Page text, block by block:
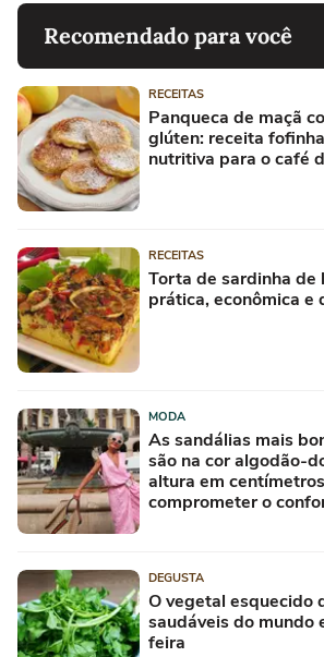
Recomendado para você
RECEITAS
Panqueca de maçã
glúten: receita
nutritiva para o café
RECEITAS
Torta de sardinha
prática, econômica e
MODA
As sandálias mais
são na cor algodão-
altura em
comprometer o
DEGUSTA
O vegetal esquecido
saudáveis do mundo
feira